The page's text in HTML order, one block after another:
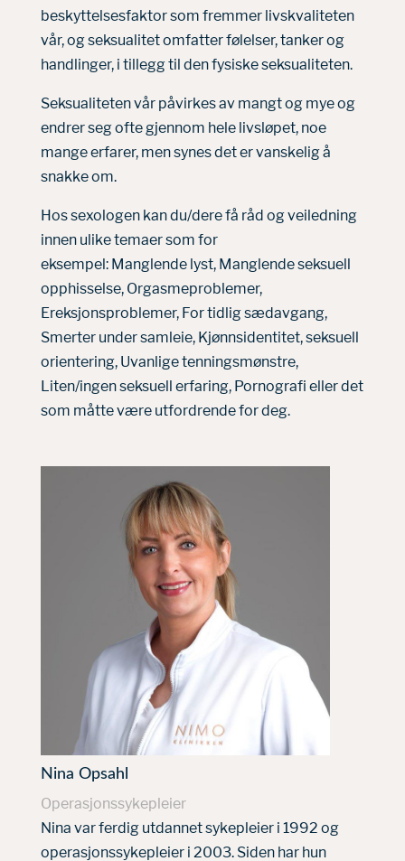
beskyttelsesfaktor som fremmer livskvaliteten
vår, og seksualitet omfatter følelser, tanker og
handlinger, i tillegg til den fysiske seksualiteten.
Seksualiteten vår påvirkes av mangt og mye og
endrer seg ofte gjennom hele livsløpet, noe
mange erfarer, men synes det er vanskelig å
snakke om.
Hos sexologen kan du/dere få råd og veiledning
innen ulike temaer som for
eksempel: Manglende lyst, Manglende seksuell
opphisselse, Orgasmeproblemer,
Ereksjonsproblemer, For tidlig sædavgang,
Smerter under samleie, Kjønnsidentitet, seksuell
orientering, Uvanlige tenningsmønstre,
Liten/ingen seksuell erfaring, Pornografi eller det
som måtte være utfordrende for deg.
Nina Opsahl
Operasjonssykepleier
Nina var ferdig utdannet sykepleier i 1992 og
operasjonssykepleier i 2003. Siden har hun